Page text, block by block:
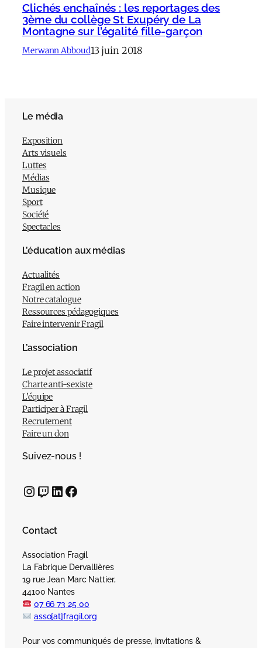
Clichés enchaînés : les reportages des
3ème du collège St Exupéry de La
Montagne sur l’égalité fille-garçon
Merwann Abboud13 juin 2018
Le média
Exposition
Arts visuels
Luttes
Médias
Musique
Sport
Société
Spectacles
L’éducation aux médias
Actualités
Fragil en action
Notre catalogue
Ressources pédagogiques
Faire intervenir Fragil
L’association
Le projet associatif
Charte anti-sexiste
L’équipe
Participer à Fragil
Recrutement
Faire un don
Suivez-nous !
InstagramTwitch LinkedIn Facebook
Contact
Association Fragil
La Fabrique Dervallières
19 rue Jean Marc Nattier,
44100 Nantes
07 66 73 25 00
asso[at]fragil.org
Pour vos communiqués de presse, invitations &